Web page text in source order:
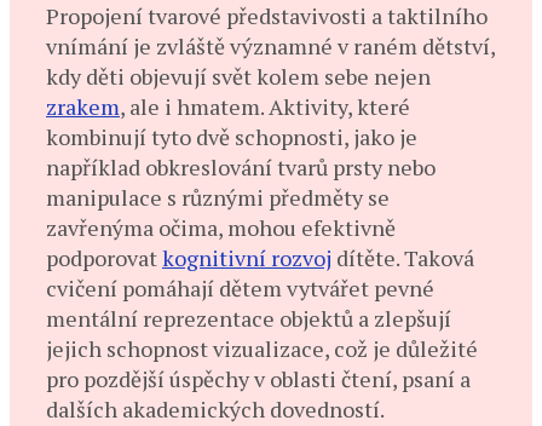
Propojení tvarové představivosti a taktilního
vnímání je zvláště významné v raném dětství,
kdy děti objevují svět kolem sebe nejen
zrakem, ale i hmatem. Aktivity, které
kombinují tyto dvě schopnosti, jako je
například obkreslování tvarů prsty nebo
manipulace s různými předměty se
zavřenýma očima, mohou efektivně
podporovatkognitivní rozvoj dítěte. Taková
cvičení pomáhají dětem vytvářet pevné
mentální reprezentace objektů a zlepšují
jejich schopnost vizualizace, což je důležité
pro pozdější úspěchy v oblasti čtení, psaní a
dalších akademických dovedností. ​